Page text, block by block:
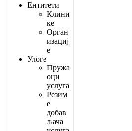
Ентитети
Клини
ке
Орган
изациј
е
Улоге
Пружа
оци
услуга
Резим
е
добав
љача